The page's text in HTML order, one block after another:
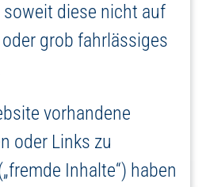
diese nicht auf
grob fahrlässiges
vorhandene
oder Links zu
Inhalte“) haben